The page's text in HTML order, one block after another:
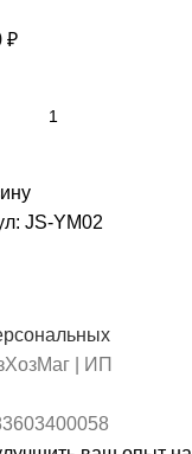
₽
JS-YM02
| ИП